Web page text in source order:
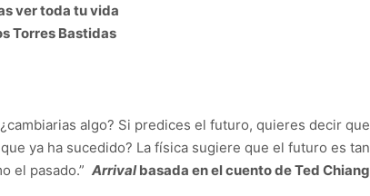
ver toda tu vida
Torres Bastidas
algo? Si predices el futuro, quieres decir que
ya ha sucedido? La física sugiere que el futuro es tan
el pasado.” Arrivalbasada en el cuento de Ted Chiang